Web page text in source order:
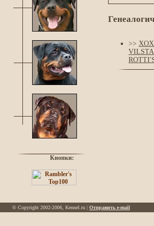
Кнопки:
>>
© Copyright 2002-2006, Kennel.ru | Отправить e-mail